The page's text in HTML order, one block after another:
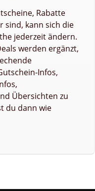
Rabatte
sind, kann sich die
jederzeit ändern.
werden ergänzt,
Infos,
Übersichten zu
du dann wie